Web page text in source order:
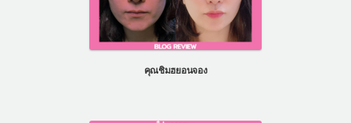
คุณชิมฮยอนจอง